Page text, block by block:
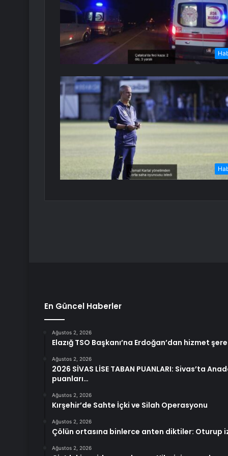
En Güncel Haberler
Ağustos 2, 2026
Elazığ TSO Başkanı’na Erdoğan’dan hizmet
Ağustos 2, 2026
2026 SİVAS LİSE TABAN PUANLARI: Sivas’ta
puanları…
Ağustos 2, 2026
Kırşehir’de Sahte İçki ve Silah Operasyonu
Ağustos 2, 2026
Çölün ortasına binlerce anten diktiler: Oturup
Ağustos 2, 2026